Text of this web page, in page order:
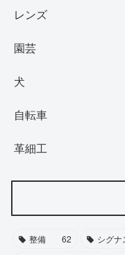
レンズ
園芸
犬
自転車
革細工
整備 62 シグナ